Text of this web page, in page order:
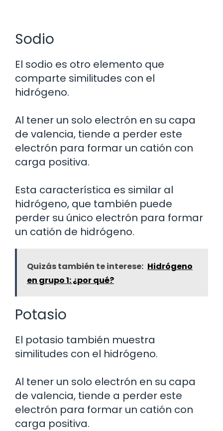
Sodio
El sodio es otro elemento que
comparte similitudes con el
hidrógeno.
Al tener un solo electrón en su capa
de valencia, tiende a perder este
electrón para formar un catión con
carga positiva.
Esta característica es similar al
hidrógeno, que también puede
perder su único electrón para formar
un catión de hidrógeno.
Quizás también te interese: Hidrógeno
en grupo 1: ¿por qué?
Potasio
El potasio también muestra
similitudes con el hidrógeno.
Al tener un solo electrón en su capa
de valencia, tiende a perder este
electrón para formar un catión con
carga positiva.